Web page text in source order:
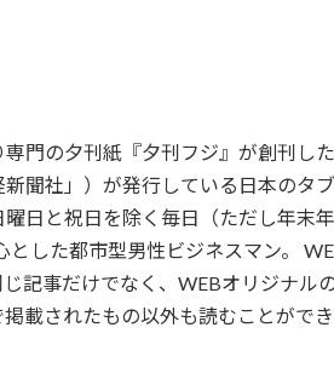
門の夕刊紙『夕刊フジ』が創刊した
聞社」）が発行している日本のタ
日と祝日を除く毎日（ただし年末
した都市型男性ビジネスマン。
記事だけでなく、WEBオリジナル
載されたもの以外も読むことができ